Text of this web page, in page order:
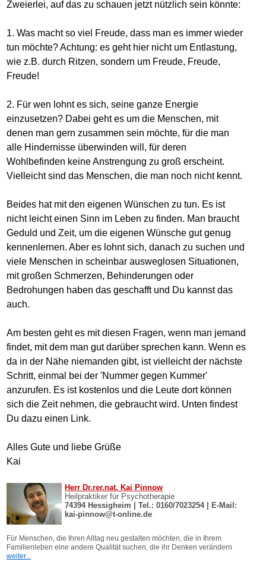
Zweierlei, auf das zu schauen jetzt nützlich sein könnte:
1. Was macht so viel Freude, dass man es immer wieder
tun möchte? Achtung: es geht hier nicht um Entlastung,
wie z.B. durch Ritzen, sondern um Freude, Freude,
Freude!
2. Für wen lohnt es sich, seine ganze Energie
einzusetzen? Dabei geht es um die Menschen, mit
denen man gern zusammen sein möchte, für die man
alle Hindernisse überwinden will, für deren
Wohlbefinden keine Anstrengung zu groß erscheint.
Vielleicht sind das Menschen, die man noch nicht kennt.
Beides hat mit den eigenen Wünschen zu tun. Es ist
nicht leicht einen Sinn im Leben zu finden. Man braucht
Geduld und Zeit, um die eigenen Wünsche gut genug
kennenlernen. Aber es lohnt sich, danach zu suchen und
viele Menschen in scheinbar ausweglosen Situationen,
mit großen Schmerzen, Behinderungen oder
Bedrohungen haben das geschafft und Du kannst das
auch.
Am besten geht es mit diesen Fragen, wenn man jemand
findet, mit dem man gut darüber sprechen kann. Wenn es
da in der Nähe niemanden gibt, ist vielleicht der nächste
Schritt, einmal bei der 'Nummer gegen Kummer'
anzurufen. Es ist kostenlos und die Leute dort können
sich die Zeit nehmen, die gebraucht wird. Unten findest
Du dazu einen Link.
Alles Gute und liebe Grüße
Kai